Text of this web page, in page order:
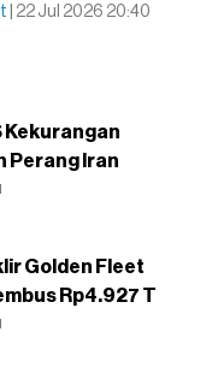
| 22 Jul 2026 20:40
Kekurangan
Perang Iran
Golden Fleet
Rp4.927 T